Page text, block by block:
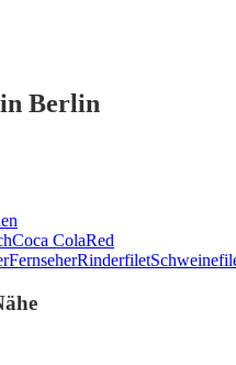
Berlin
Coca ColaRed
FernseherRinderfilet